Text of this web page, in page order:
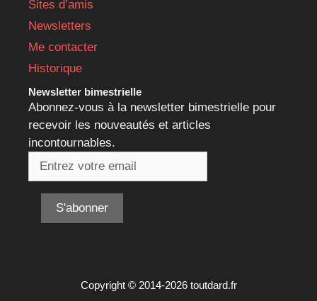
Sites d’amis
Newsletters
Me contacter
Historique
Newsletter bimestrielle
Abonnez-vous à la newsletter bimestrielle pour
recevoir les nouveautés et articles
incontournables.
Copyright © 2014-2026 toutdard.fr